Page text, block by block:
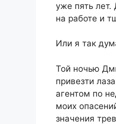
уже пять
на работе и
Или я так
Той ночью
привезти
агентом по
моих
значения